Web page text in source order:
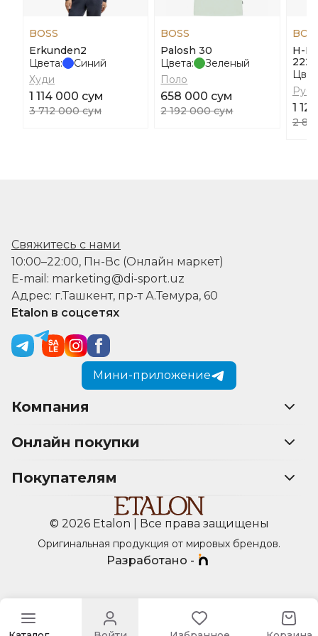
BOSS
Erkunden2
Цвета:
Синий
Худи
1 114 000 сум
3 712 000 сум
BOSS
Palosh 30
Цвета:
Зеленый
Поло
658 000 сум
2 192 000 сум
H-
222
1
2
Свяжитесь с нами
10:00–22:00, Пн-Вс (Онлайн маркет)
E-mail: marketing@di-sport.uz
Адрес: г.Ташкент, пр-т А.Темура, 60
Etalon в соцсетях
Мини-приложение
Компания
Онлайн покупки
Покупателям
© 2026 Etalon | Все права защищены
Оригинальная продукция от мировых брендов.
Разработано -